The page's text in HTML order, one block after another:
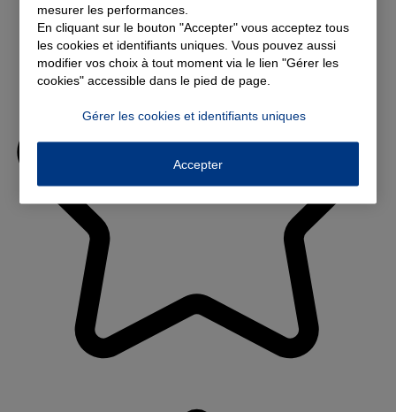
mesurer les performances.
En cliquant sur le bouton "Accepter" vous acceptez tous
les cookies et identifiants uniques. Vous pouvez aussi
modifier vos choix à tout moment via le lien "Gérer les
cookies" accessible dans le pied de page.
Gérer les cookies et identifiants uniques
Accepter